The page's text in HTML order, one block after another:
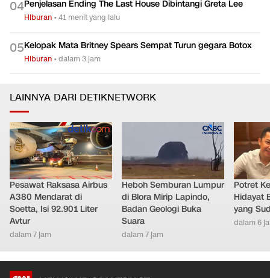
04Penjelasan Ending The Last House Dibintangi Greta Lee
Hiburan •41 menit yang lalu
05Kelopak Mata Britney Spears Sempat Turun gegara Botox
Hiburan •dalam 3 jam
LAINNYA DARI DETIKNETWORK
Pesawat Raksasa Airbus
A380 Mendarat di
Soetta, Isi 92.901 Liter
Avtur
dalam 7 jam
Heboh Semburan Lumpur
di Blora Mirip Lapindo,
Badan Geologi Buka
Suara
dalam 7 jam
Potret
Hidayat
yang
dalam 6